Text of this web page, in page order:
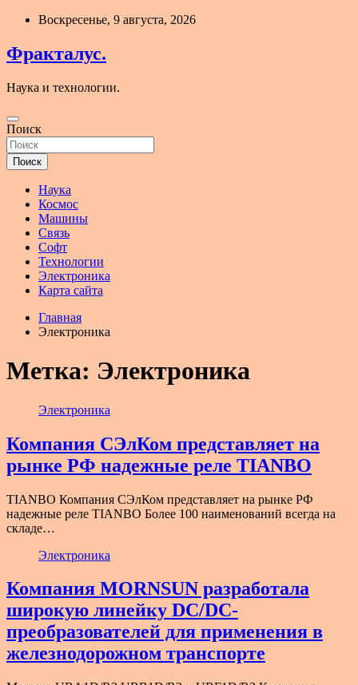
Перейти
содержимому
Воскресенье, 9 августа, 2026
Фракталус.
Наука и технологии.
Поиск
Поиск
Наука
Космос
Машины
Связь
Софт
Технологии
Электроника
Карта сайта
Главная
Электроника
Метка: Электроника
Электроника
Компания СЭлКом представляет на
рынке РФ надежные реле TIANBO
TIANBO Компания СЭлКом представляет на рынке РФ
надежные реле TIANBO Более 100 наименований всегда на
складе…
Электроника
Компания MORNSUN разработала
широкую линейку DC/DC-
преобразователей для применения в
железнодорожном транспорте